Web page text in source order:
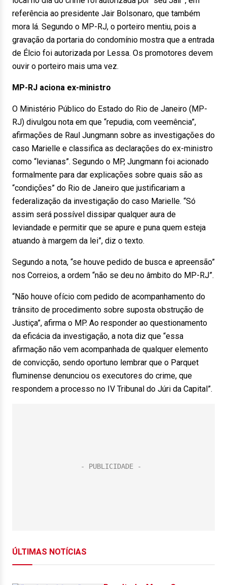
referência ao presidente Jair Bolsonaro, que também
mora lá. Segundo o MP-RJ, o porteiro mentiu, pois a
gravação da portaria do condomínio mostra que a entrada
de Élcio foi autorizada por Lessa. Os promotores devem
ouvir o porteiro mais uma vez.
MP-RJ aciona ex-ministro
O Ministério Público do Estado do Rio de Janeiro (MP-
RJ) divulgou nota em que “repudia, com veemência”,
afirmações de Raul Jungmann sobre as investigações do
caso Marielle e classifica as declarações do ex-ministro
como “levianas”. Segundo o MP, Jungmann foi acionado
formalmente para dar explicações sobre quais são as
“condições” do Rio de Janeiro que justificariam a
federalização da investigação do caso Marielle. “Só
assim será possível dissipar qualquer aura de
leviandade e permitir que se apure e puna quem esteja
atuando à margem da lei”, diz o texto.
Segundo a nota, “se houve pedido de busca e apreensão”
nos Correios, a ordem “não se deu no âmbito do MP-RJ”.
“Não houve ofício com pedido de acompanhamento do
trânsito de procedimento sobre suposta obstrução de
Justiça”, afirma o MP. Ao responder ao questionamento
da eficácia da investigação, a nota diz que “essa
afirmação não vem acompanhada de qualquer elemento
de convicção, sendo oportuno lembrar que o Parquet
fluminense denunciou os executores do crime, que
respondem a processo no IV Tribunal do Júri da Capital”.